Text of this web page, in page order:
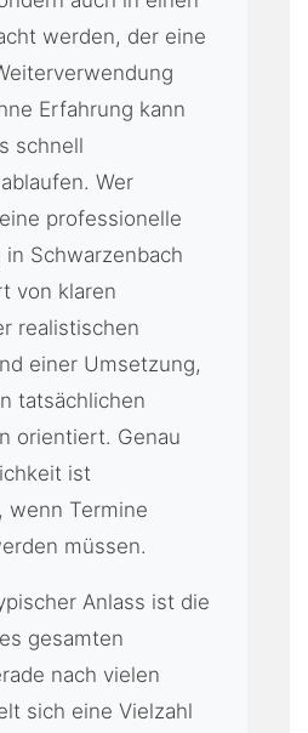
werden, der eine
Erfahrung kann
schnell
Wer
professionelle
Schwarzenbach
von klaren
realistischen
einer Umsetzung,
tatsächlichen
orientiert. Genau
ist
wenn Termine
müssen.
Anlass ist die
gesamten
nach vielen
sich eine Vielzahl